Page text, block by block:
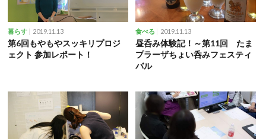
暮らす 2019.11.13
第6回もやもやスッキリプロジ
ェクト 参加レポート！
食べる 2019.11.13
昼呑み体験記！～第11回 たま
プラーザちょい呑みフェスティ
バル